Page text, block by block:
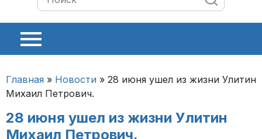
Главная » Новости » 28 июня ушел из жизни Улитин
Михаил Петрович.
28 июня ушел из жизни Улитин
Михаил Петрович.